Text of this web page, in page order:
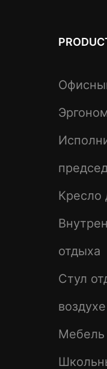
Кресло
отдыха
Стул
воздухе
Мебель